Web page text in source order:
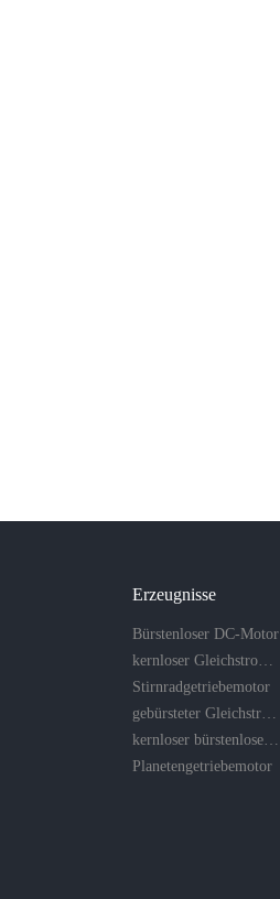
Erzeugnisse
Bürstenloser DC-Motor
Stirnradgetriebemotor
Planetengetriebemotor